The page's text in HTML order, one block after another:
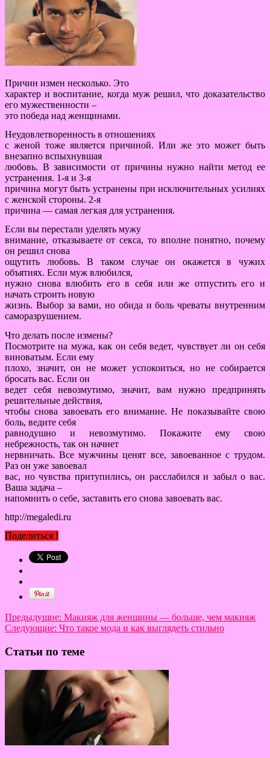
Причин измен несколько. Это
характер и воспитание, когда муж решил, что доказательство
его мужественности –
это победа над женщинами.
Неудовлетворенность в отношениях
с женой тоже является причиной. Или же это может быть
внезапно вспыхнувшая
любовь. В зависимости от причины нужно найти метод ее
устранения. 1-я и 3-я
причина могут быть устранены при исключительных усилиях
с женской стороны. 2-я
причина — самая легкая для устранения.
Если вы перестали уделять мужу
внимание, отказываете от секса, то вполне понятно, почему
он решил снова
ощутить любовь. В таком случае он окажется в чужих
объятиях. Если муж влюбился,
нужно снова влюбить его в себя или же отпустить его и
начать строить новую
жизнь. Выбор за вами, но обида и боль чреваты внутренним
саморазрушением.
Что делать после измены?
Посмотрите на мужа, как он себя ведет, чувствует ли он себя
виноватым. Если ему
плохо, значит, он не может успокоиться, но не собирается
бросать вас. Если он
ведет себя невозмутимо, значит, вам нужно предпринять
решительные действия,
чтобы снова завоевать его внимание. Не показывайте свою
боль, ведите себя
равнодушно и невозмутимо. Покажите ему свою
небрежность, так он начнет
нервничать. Все мужчины ценят все, завоеванное с трудом.
Раз он уже завоевал
вас, но чувства притупились, он расслабился и забыл о вас.
Ваша задача –
напомнить о себе, заставить его снова завоевать вас.
http://megaledi.ru
Поделиться !
Предыдущие: Макияж для женщины — больше, чем макияж
Следующие: Что такое мода и как выглядеть стильно
Статьи по теме